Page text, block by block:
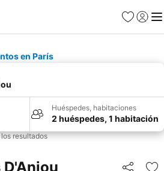
Favoritos
Iniciar
en París
Huéspedes, habitaciones
2 huéspedes, 1 habitación
resultados